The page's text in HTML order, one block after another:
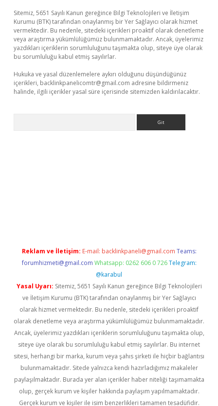
Sitemiz, 5651 Sayılı Kanun gereğince Bilgi Teknolojileri ve İletişim
Kurumu (BTK) tarafından onaylanmış bir Yer Sağlayıcı olarak hizmet
vermektedir. Bu nedenle, sitedeki içerikleri proaktif olarak denetleme
veya araştırma yükümlülüğümüz bulunmamaktadır. Ancak, üyelerimiz
yazdıkları içeriklerin sorumluluğunu taşımakta olup, siteye üye olarak
bu sorumluluğu kabul etmiş sayılırlar.
Hukuka ve yasal düzenlemelere aykırı olduğunu düşündüğünüz
içerikleri, backlinkpanelicomtr@gmail.com adresine bildirmeniz
halinde, ilgili içerikler yasal süre içerisinde sitemizden kaldırılacaktır.
Reklam ve İletişim: E-mail: backlinkpaneli@gmail.com Teams:
forumhizmeti@gmail.com Whatsapp: 0262 606 0 726 Telegram:
@karabul
Yasal Uyarı: Sitemiz, 5651 Sayılı Kanun gereğince Bilgi Teknolojileri
ve İletişim Kurumu (BTK) tarafından onaylanmış bir Yer Sağlayıcı
olarak hizmet vermektedir. Bu nedenle, sitedeki içerikleri proaktif
olarak denetleme veya araştırma yükümlülüğümüz bulunmamaktadır.
Ancak, üyelerimiz yazdıkları içeriklerin sorumluluğunu taşımakta olup,
siteye üye olarak bu sorumluluğu kabul etmiş sayılırlar. Bu internet
sitesi, herhangi bir marka, kurum veya şahıs şirketi ile hiçbir bağlantısı
bulunmamaktadır. Sitede yalnızca kendi hazırladığımız makaleler
paylaşılmaktadır. Burada yer alan içerikler haber niteliği taşımamakta
olup, gerçek kurum ve kişiler hakkında paylaşım yapılmamaktadır.
Gerçek kurum ve kişiler ile isim benzerlikleri tamamen tesadüfidir.